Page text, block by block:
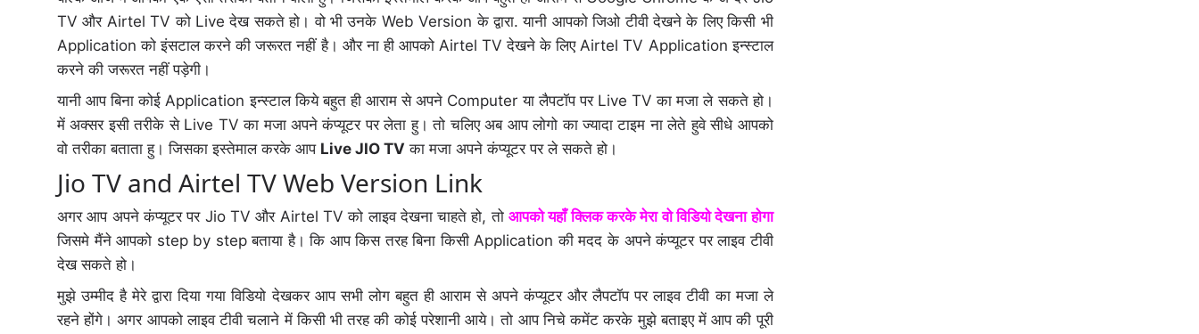
TV और Airtel TV को Live देख सकते हो। वो भी उनके Web Version के द्वारा. यानी आपको जिओ टीवी देखने के लिए किसी भी
Application को इंसटाल करने की जरूरत नहीं है। और ना ही आपको Airtel TV देखने के लिए Airtel TV Application इन्स्टाल
करने की जरूरत नहीं पड़ेगी।
यानी आप बिना कोई Application इन्स्टाल किये बहुत ही आराम से अपने Computer या लैपटॉप पर Live TV का मजा ले सकते हो।
में अक्सर इसी तरीके से Live TV का मजा अपने कंप्यूटर पर लेता हु। तो चलिए अब आप लोगो का ज्यादा टाइम ना लेते हुवे सीधे आपको
वो तरीका बताता हु। जिसका इस्तेमाल करके आप Live JIO TV का मजा अपने कंप्यूटर पर ले सकते हो।
Jio TV and Airtel TV Web Version Link
अगर आप अपने कंप्यूटर पर Jio TV और Airtel TV को लाइव देखना चाहते हो, तोआपको यहाँ क्लिक करके मेरा वो विडियो देखना होगा
जिसमे मैंने आपको step by step बताया है। कि आप किस तरह बिना किसी Application की मदद के अपने कंप्यूटर पर लाइव टीवी
देख सकते हो।
मुझे उम्मीद है मेरे द्वारा दिया गया विडियो देखकर आप सभी लोग बहुत ही आराम से अपने कंप्यूटर और लैपटॉप पर लाइव टीवी का मजा ले
रहने होंगे। अगर आपको लाइव टीवी चलाने में किसी भी तरह की कोई परेशानी आये। तो आप निचे कमेंट करके मुझे बताइए में आप की पूरी